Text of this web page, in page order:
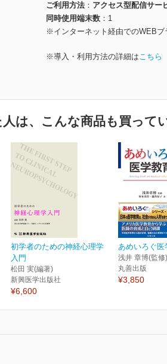
ご利用方法
アクセス型配信サー
同時使用端末数
1
※インターネット経由でのWEBブ
※導入・利用方法の詳細はこちら
は、こんな商品も買って
初学者のための神経心理学
入門
松田 実(編著)
新興医学出版社
¥6,600
あめいろぐ医
浅井 章博(監修)
丸善出版
¥3,850